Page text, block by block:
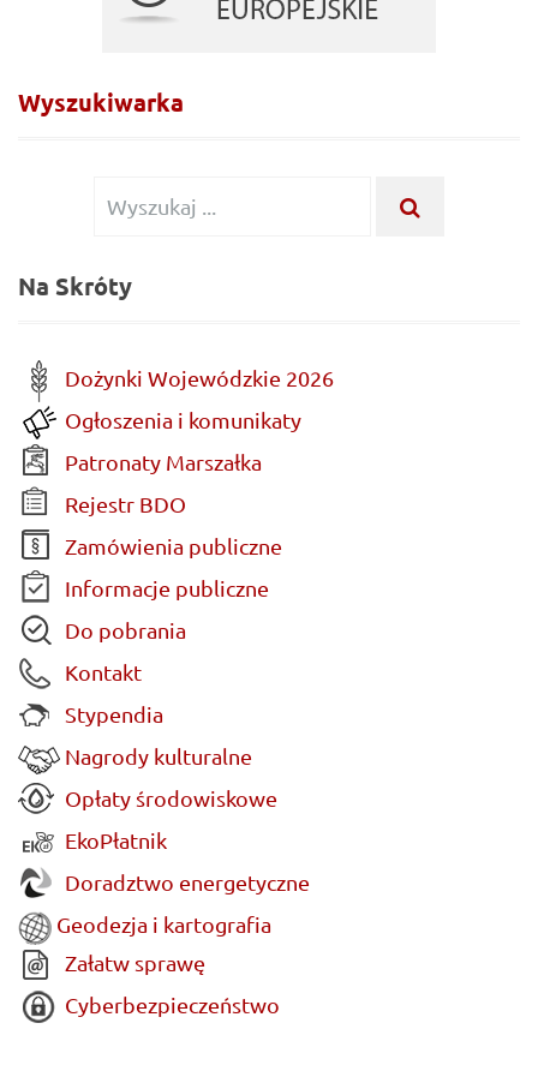
Wyszukiwarka
Wyszukiwanie
Na Skróty
Dożynki Wojewódzkie 2026
Ogłoszenia i komunikaty
Patronaty Marszałka
Rejestr BDO
Zamówienia publiczne
Informacje publiczne
Do pobrania
Kontakt
Stypendia
Nagrody kulturalne
Opłaty środowiskowe
EkoPłatnik
Doradztwo energetyczne
Geodezja i kartografia
Załatw sprawę
Cyberbezpieczeństwo